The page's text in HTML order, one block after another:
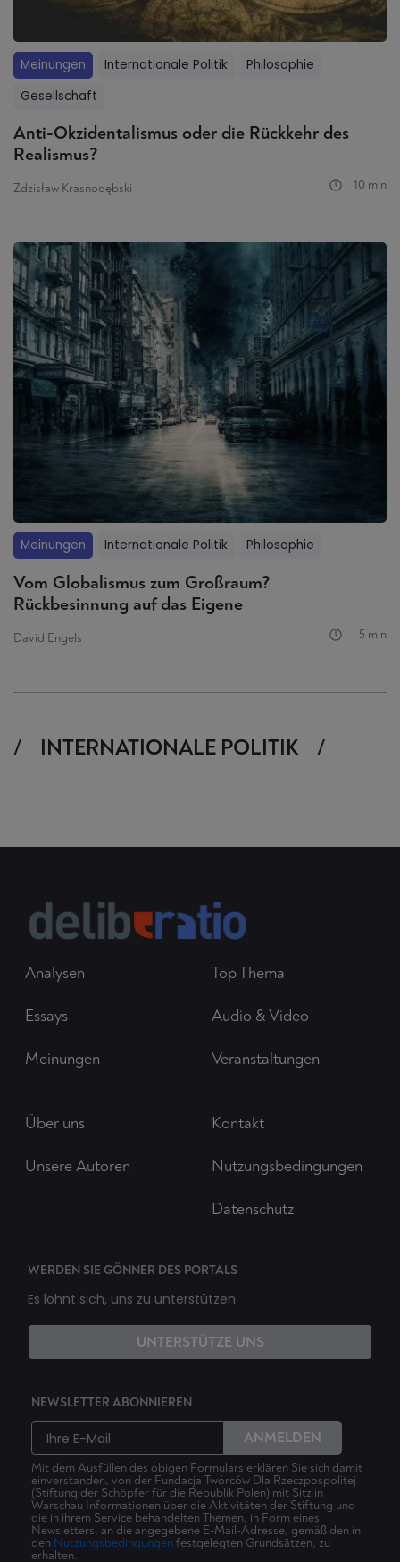
Meinungen Internationale Politik
Philosophie
Gesellschaft
Anti-Okzidentalismus oder die Rückkehr des
Realismus?
Zdzisław Krasnodębski 10 min
Meinungen Internationale Politik Philosophie
Vom Globalismus zum Großraum?
Rückbesinnung auf das Eigene
David Engels 5 min
INTERNATIONALE POLITIK
Analysen
Essays
Meinungen
Top Thema
Audio & Video
Veranstaltungen
Über uns
Unsere Autoren
Kontakt
Nutzungsbedingungen
Datenschutz
WERDEN SIE GÖNNER DES PORTALS
Es lohnt sich, uns zu unterstützen
UNTERSTÜTZE UNS
NEWSLETTER ABONNIEREN
ANMELDEN
Mit dem Ausfüllen des obigen Formulars erklären Sie sich damit
einverstanden, von der Fundacja Twórców Dla Rzeczpospolitej
(Stiftung der Schöpfer für die Republik Polen) mit Sitz in
Warschau Informationen über die Aktivitäten der Stiftung und
die in ihrem Service behandelten Themen, in Form eines
Newsletters, an die angegebene E-Mail-Adresse, gemäß den in
den Nutzungsbedingungenfestgelegten Grundsätzen, zu
erhalten.